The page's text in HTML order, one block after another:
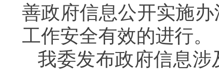
善政府信息公开实施
工作安全有效的进行。
我委发布政府信息